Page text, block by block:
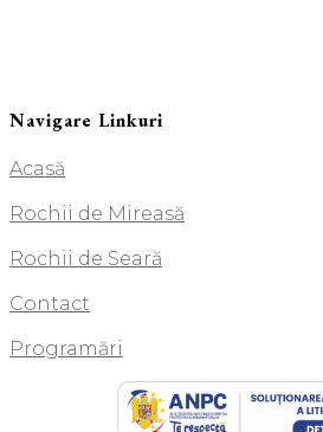
Navigare Linkuri
Acasă
Rochii de Mireasă
Rochii de Seară
Contact
Programări